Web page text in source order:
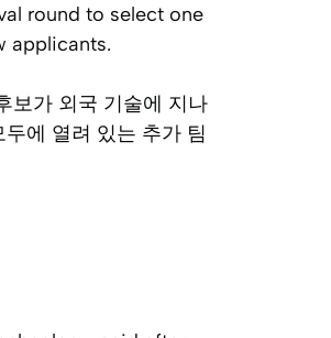
round to select one
applicants.
보가 외국 기술에 지나
에 열려 있는 추가 팀